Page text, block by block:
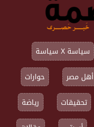
سياسة X سياسة
أهل مصر
حوارات
تحقيقات
رياضة